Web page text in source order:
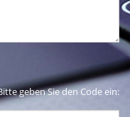
geben Sie den Code ein: